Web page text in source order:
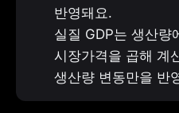
반영돼요.
실질 GDP는 생산량
시장가격을 곱해 계
생산량 변동만을 반